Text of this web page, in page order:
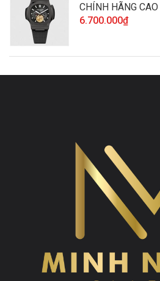
CHÍNH HÃNG
6.700.000₫